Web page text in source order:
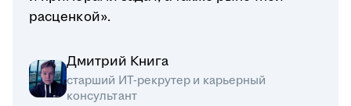
расценкой».
Дмитрий Книга
старший ИТ-рекрутер и карьерный
консультант